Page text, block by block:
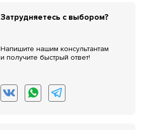
Затрудняетесь с выбором?
Напишите нашим консультантам
и получите быстрый ответ!